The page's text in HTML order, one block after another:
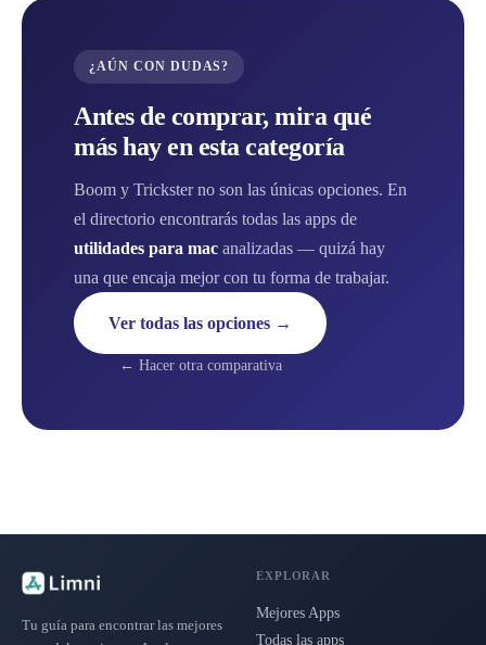
¿AÚN CON DUDAS?
Antes de comprar, mira qué
más hay en esta categoría
Boom y Trickster no son las únicas opciones. En
el directorio encontrarás todas las apps de
utilidades para mac analizadas — quizá hay
una que encaja mejor con tu forma de trabajar.
Ver todas las opciones →
← Hacer otra comparativa
Tu guía para encontrar las mejores
EXPLORAR
Mejores Apps
Todas las apps